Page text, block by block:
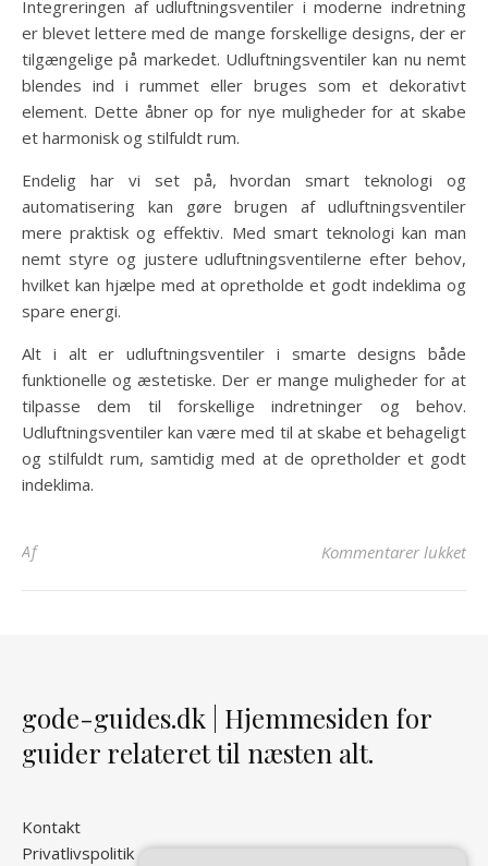
Integreringen af udluftningsventiler i moderne indretning
er blevet lettere med de mange forskellige designs, der er
tilgængelige på markedet. Udluftningsventiler kan nu nemt
blendes ind i rummet eller bruges som et dekorativt
element. Dette åbner op for nye muligheder for at skabe
et harmonisk og stilfuldt rum.
Endelig har vi set på, hvordan smart teknologi og
automatisering kan gøre brugen af udluftningsventiler
mere praktisk og effektiv. Med smart teknologi kan man
nemt styre og justere udluftningsventilerne efter behov,
hvilket kan hjælpe med at opretholde et godt indeklima og
spare energi.
Alt i alt er udluftningsventiler i smarte designs både
funktionelle og æstetiske. Der er mange muligheder for at
tilpasse dem til forskellige indretninger og behov.
Udluftningsventiler kan være med til at skabe et behageligt
og stilfuldt rum, samtidig med at de opretholder et godt
indeklima.
Af Kommentarer lukkettil
gode-guides.dk | Hjemmesiden for
guider relateret til næsten alt.
Kontakt
Privatlivspolitik